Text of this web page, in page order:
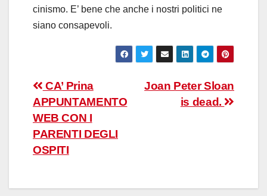
cinismo. E’ bene che anche i nostri politici ne
siano consapevoli.
Navigazione
articoli
Joan Peter Sloan
is dead.
CA’ Prina
APPUNTAMENTO
WEB CON I
PARENTI DEGLI
OSPITI